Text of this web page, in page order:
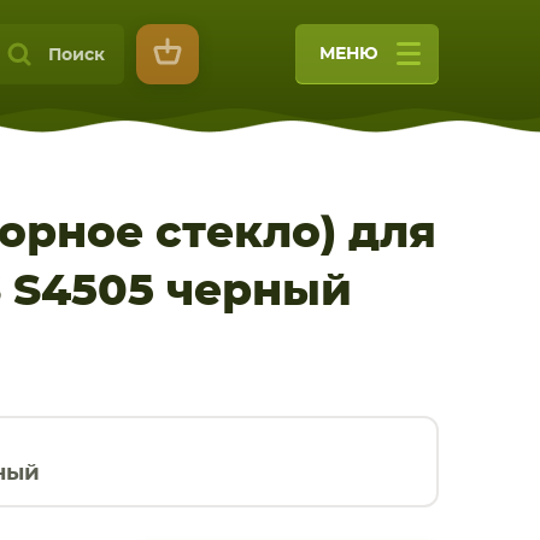
Поиск МЕНЮ
стекло) для
S4505 черный